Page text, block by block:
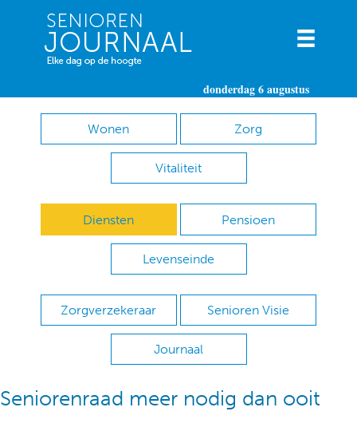
donderdag 6 augustus
Wonen Zorg
Vitaliteit
Diensten Pensioen
Levenseinde
Zorgverzekeraar Senioren Visie
Journaal
Seniorenraad meer nodig dan ooit